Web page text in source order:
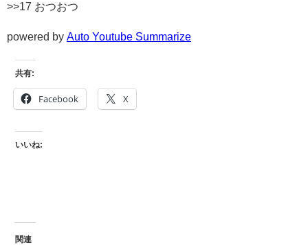
>>17 おつおつ
powered by Auto Youtube Summarize
共有:
Facebook X
いいね:
関連